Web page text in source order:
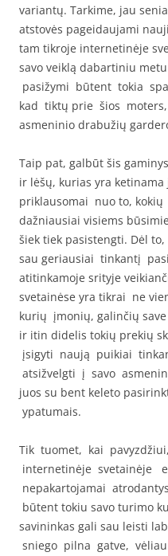
variantų. Tarkime, jau
atstovės pageidaujami
tam tikroje internetinėje
savo veiklą dabartiniu
pasižymi būtent tokia
kad tiktų prie šios
asmeninio drabužių
Taip pat, galbūt šis
ir lėšų, kurias yra
priklausomai nuo to,
dažniausiai visiems
šiek tiek pasistengti. Dėl
sau geriausiai tinkantį
atitinkamoje srityje
svetainėse yra tikrai ne
kurių įmonių, galinčių
ir itin didelis tokių prekių
įsigyti naują puikiai
atsižvelgti į savo
juos su bent keleto
ypatumais.
Tik tuomet, kai
internetinėje svetainėje
nepakartojamai
būtent tokiu savo turimo
savininkas gali sau leisti
sniego pilna gatve,